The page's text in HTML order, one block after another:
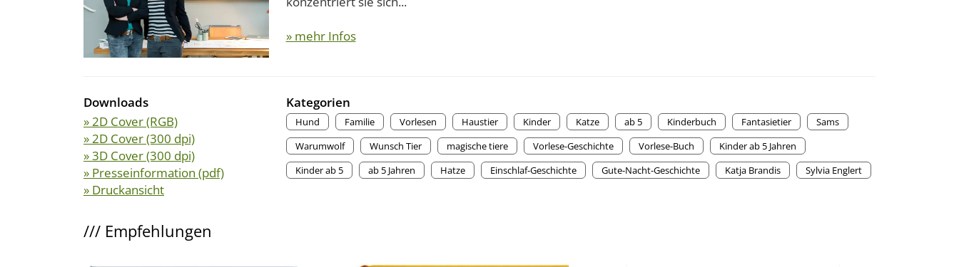
» mehr Infos
Downloads
» 2D Cover (RGB)
» 2D Cover (300 dpi)
» 3D Cover (300 dpi)
» Presseinformation (pdf)
» Druckansicht
Kategorien
Hund Familie Vorlesen Haustier Kinder Katze ab 5 Kinderbuch Fantasietier
Sams
Warumwolf
Wunsch Tier magische tiere Vorlese-Geschichte Vorlese-Buch
Kinder ab 5 Jahren
Kinder ab 5
ab 5 Jahren Hatze Einschlaf-Geschichte Gute-Nacht-Geschichte Katja Brandis Sylvia Englert
/// Empfehlungen